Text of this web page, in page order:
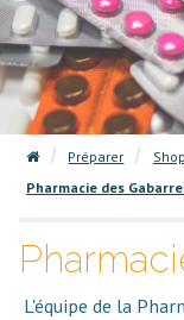
Préparer
Pharmacie des
L'équipe de la